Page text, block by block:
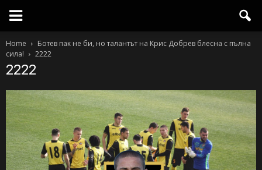
Home
Ботев пак не би, но талантът на Крис Добрев блесна с пълна
сила!
2222
2222